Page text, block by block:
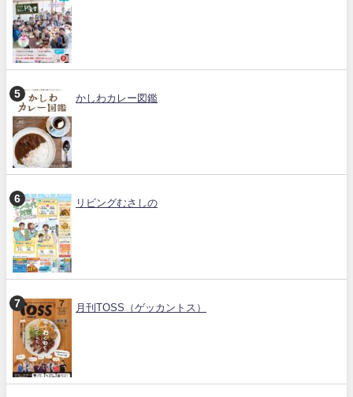
かしわカレー図鑑
リビングむさしの
月刊TOSS（ゲッカントス）